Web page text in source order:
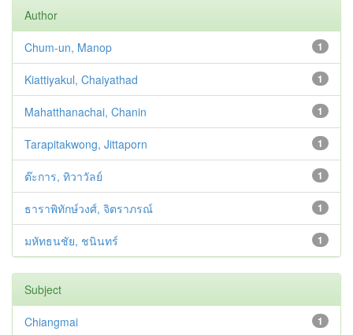
Author
1
Chum-un, Manop
1
Kiattiyakul, Chaiyathad
1
Mahatthanachai, Chanin
1
Tarapitakwong, Jittaporn
1
ต๊ะการ, ทิวาวัลย์
1
ธาราพิทักษ์วงศ์, จิตราภรณ์
1
มหัทธนชัย, ชนินทร์
Subject
1
Chiangmai